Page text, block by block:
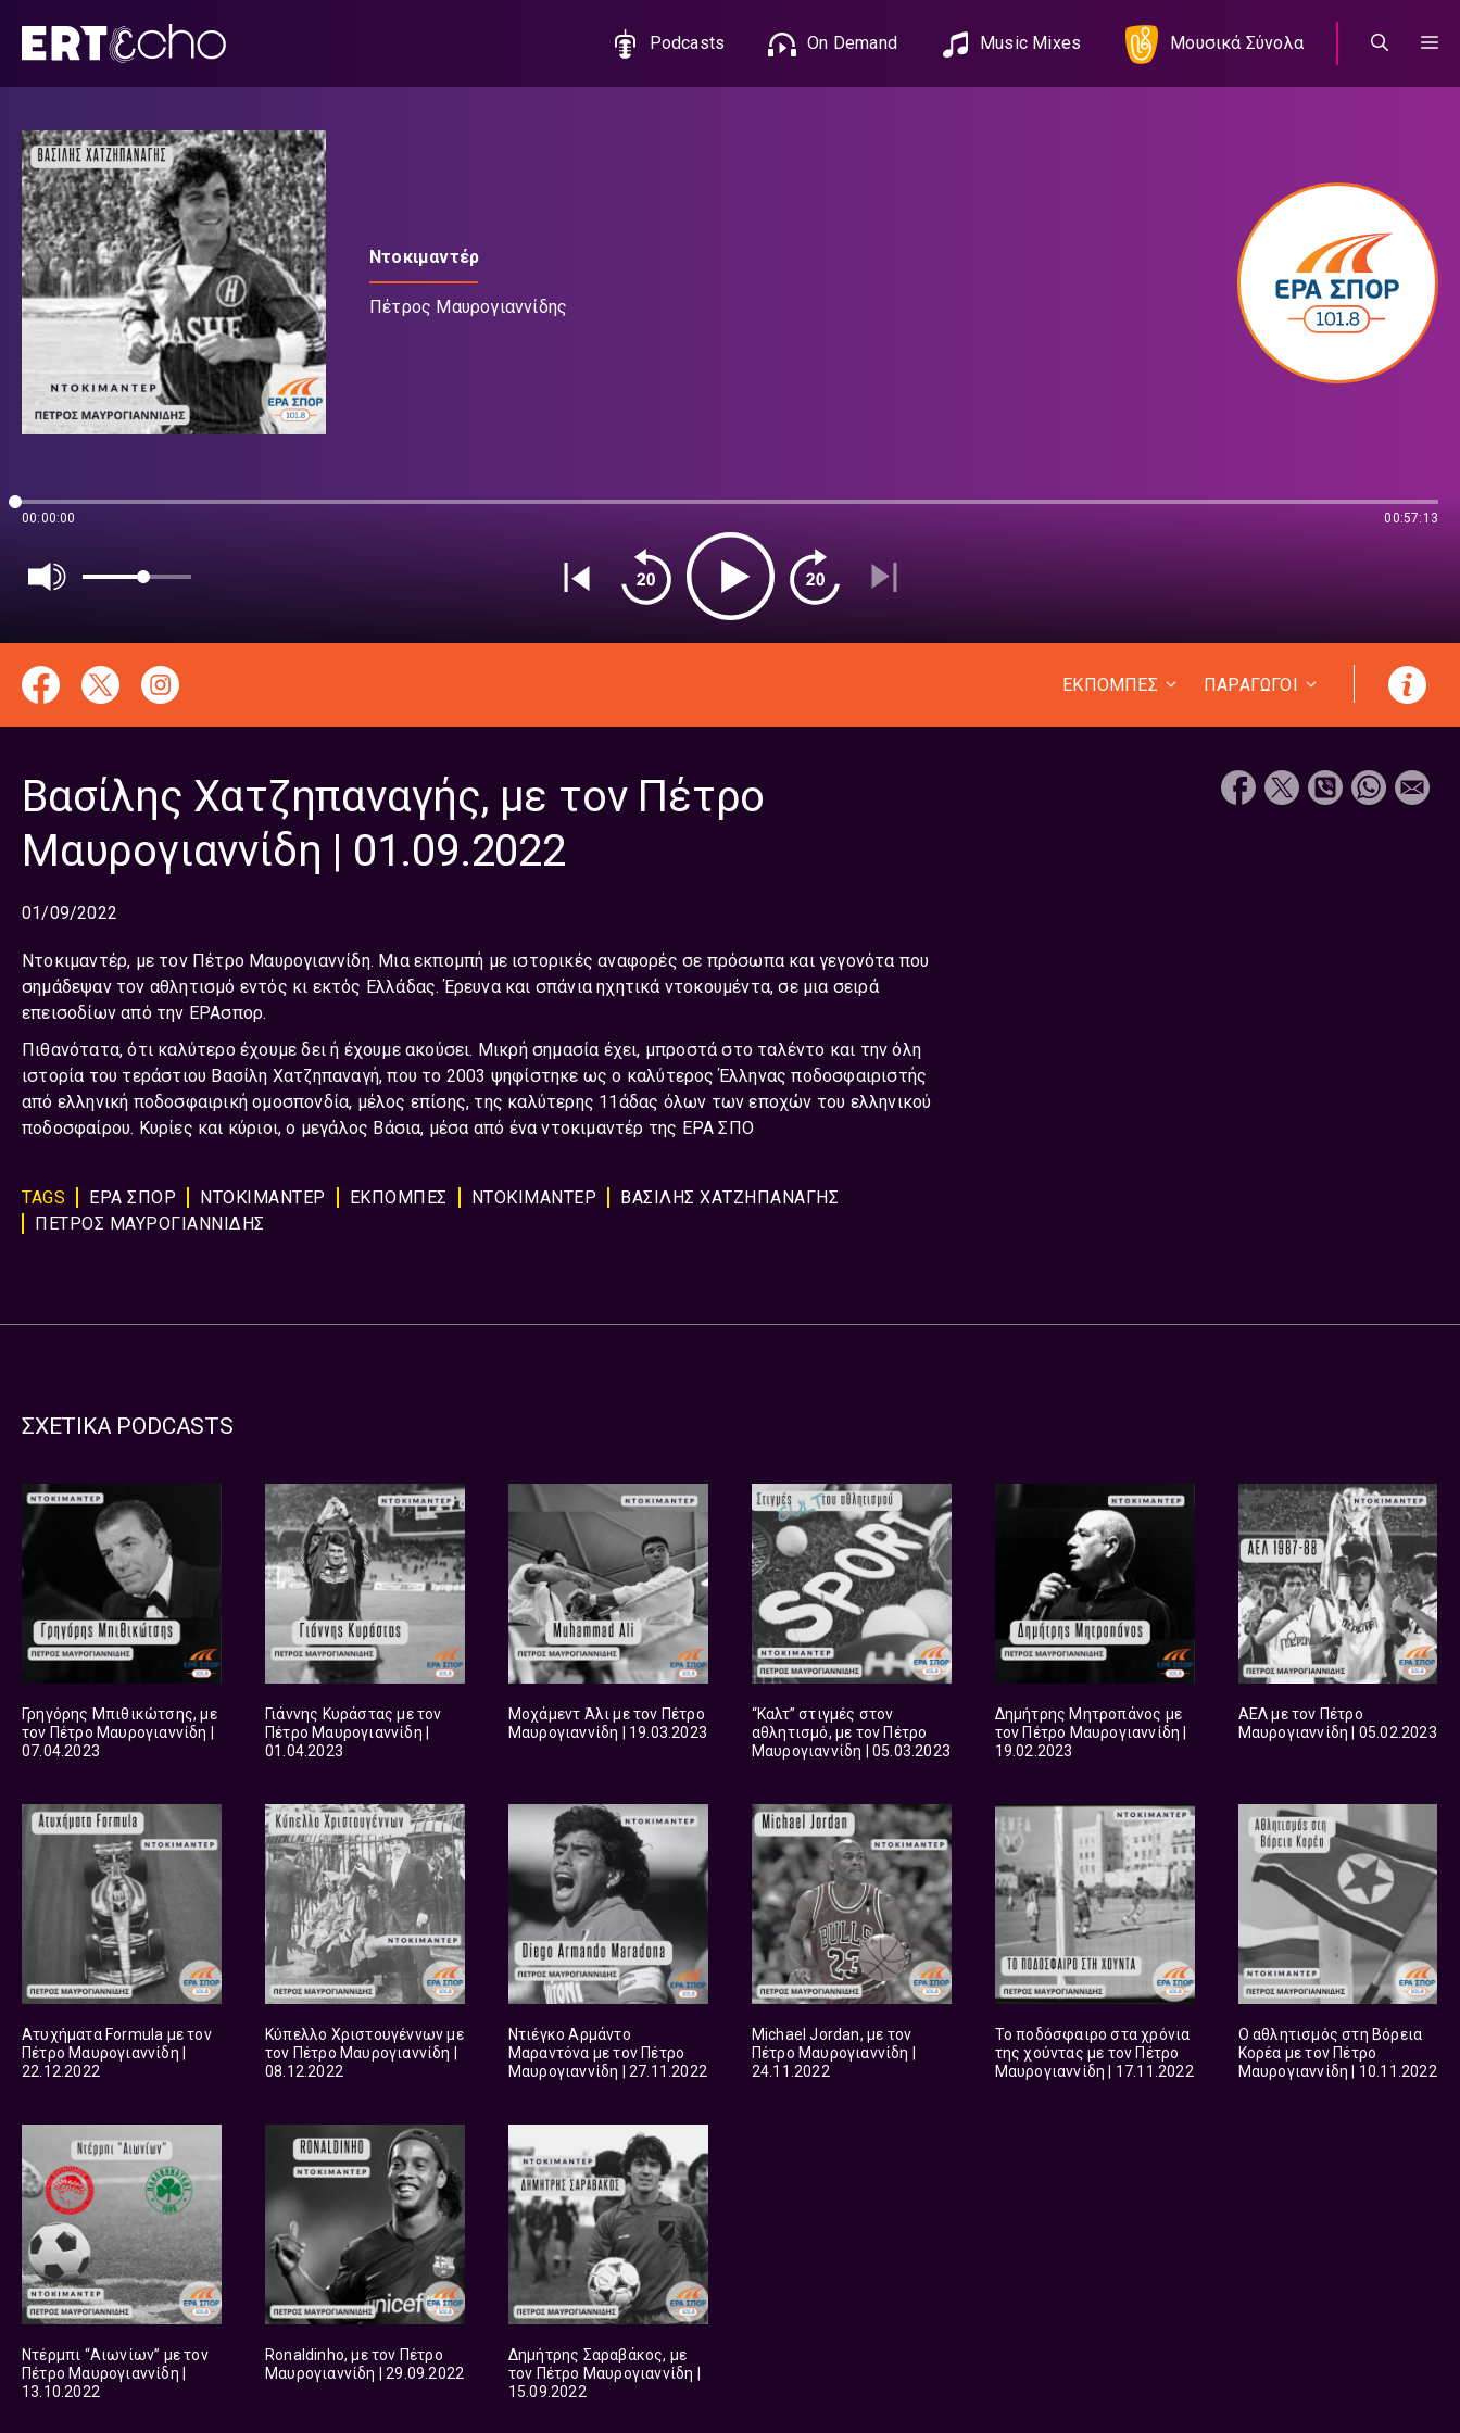
περιεχόμενο
Podcasts On Demand Music Mixes Μουσικά Σύνολα
Ντοκιμαντέρ
Πέτρος Μαυρογιαννίδης
00:00:00 00:57:13
ΕΚΠΟΜΠΕΣ ΠΑΡΑΓΩΓΟΙ
Βασίλης Χατζηπαναγής, με τον Πέτρο
Μαυρογιαννίδη | 01.09.2022
01/09/2022
Ντοκιμαντέρ, με τον Πέτρο Μαυρογιαννίδη. Μια εκπομπή με ιστορικές αναφορές σε πρόσωπα και γεγονότα που
σημάδεψαν τον αθλητισμό εντός κι εκτός Ελλάδας. Έρευνα και σπάνια ηχητικά ντοκουμέντα, σε μια σειρά
επεισοδίων από την ΕΡΑσπορ.
Πιθανότατα, ότι καλύτερο έχουμε δει ή έχουμε ακούσει. Μικρή σημασία έχει, μπροστά στο ταλέντο και την όλη
ιστορία του τεράστιου Βασίλη Χατζηπαναγή, που το 2003 ψηφίστηκε ως ο καλύτερος Έλληνας ποδοσφαιριστής
από ελληνική ποδοσφαιρική ομοσπονδία, μέλος επίσης, της καλύτερης 11άδας όλων των εποχών του ελληνικού
ποδοσφαίρου. Κυρίες και κύριοι, ο μεγάλος Βάσια, μέσα από ένα ντοκιμαντέρ της ΕΡΑ ΣΠΟ
TAGS ΕΡΑ ΣΠΟΡ ΝΤΟΚΙΜΑΝΤΕΡ ΕΚΠΟΜΠΈΣ ΝΤΟΚΙΜΑΝΤΕΡ
ΒΑΣΙΛΗΣ ΧΑΤΖΗΠΑΝΑΓΗΣ
ΠΕΤΡΟΣ ΜΑΥΡΟΓΙΑΝΝΙΔΗΣ
ΣΧΕΤΙΚΑ PODCASTS
Γρηγόρης Μπιθικώτσης, με
τον Πέτρο Μαυρογιαννίδη |
07.04.2023
Γιάννης Κυράστας με τον
Πέτρο Μαυρογιαννίδη |
01.04.2023
Μοχάμεντ Άλι με τον Πέτρο
Μαυρογιαννίδη | 19.03.2023
“Καλτ” στιγμές στον
αθλητισμό, με τον Πέτρο
Μαυρογιαννίδη | 05.03.2023
Δημήτρης Μητροπάνος με
τον Πέτρο Μαυρογιαννίδη |
19.02.2023
ΑΕΛ με τον Πέτρο
Μαυρογιαννίδη | 05.02.2023
Ατυχήματα Formula με τον
Πέτρο Μαυρογιαννίδη |
22.12.2022
Κύπελλο Χριστουγέννων με
τον Πέτρο Μαυρογιαννίδη |
08.12.2022
Ντιέγκο Αρμάντο
Μαραντόνα με τον Πέτρο
Μαυρογιαννίδη | 27.11.2022
Michael Jordan, με τον
Πέτρο Μαυρογιαννίδη |
24.11.2022
Το ποδόσφαιρο στα χρόνια
της χούντας με τον Πέτρο
Μαυρογιαννίδη | 17.11.2022
Ο αθλητισμός στη Βόρεια
Κορέα με τον Πέτρο
Μαυρογιαννίδη | 10.11.2022
Ντέρμπι “Αιωνίων” με τον
Πέτρο Μαυρογιαννίδη |
13.10.2022
Ronaldinho, με τον Πέτρο
Μαυρογιαννίδη | 29.09.2022
Δημήτρης Σαραβάκος, με
τον Πέτρο Μαυρογιαννίδη |
15.09.2022